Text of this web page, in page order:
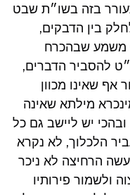
בזה בשו״ת שבט
בין הדבקים,
משמע שבהכרח
להסביר הדברים,
אף שאינו מכוון
מילתא שאינה
יש ליישב גם כל
הלכלוך, לא נקרא
הרחיצה לא ניכר
ולשמור פירותיו